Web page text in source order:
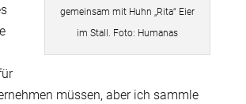
gemeinsam mit Huhn „Rita“ Eier
im Stall. Foto: Humanas
müssen, aber ich sammle